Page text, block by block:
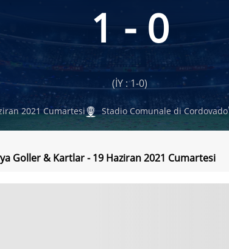
1 - 0
(İY : 1-0)
2021 Cumartesi Stadio Comunale di Cordovado
Goller & Kartlar - 19 Haziran 2021 Cumartesi